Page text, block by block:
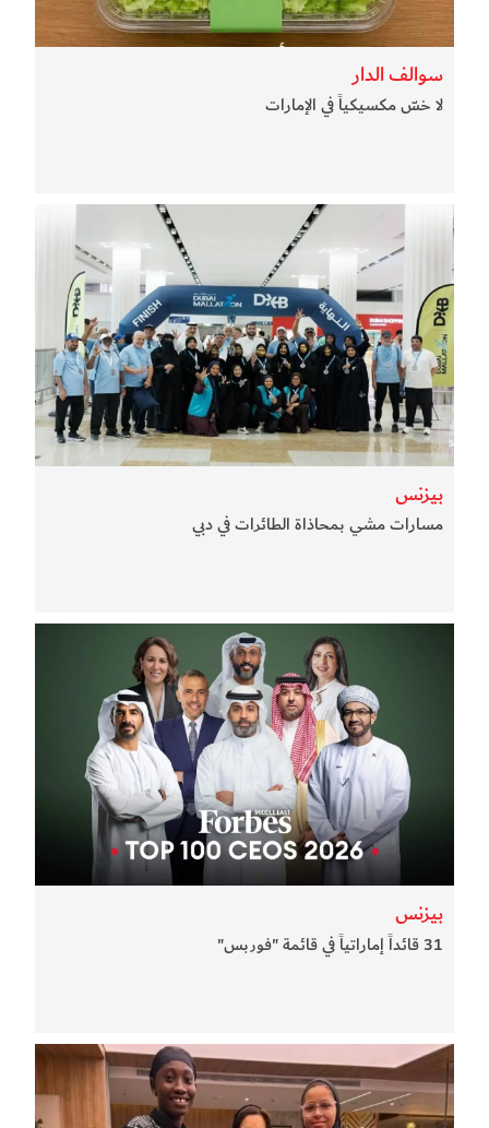
سوالف الدار
لا خسّ مكسيكياً في الإمارات
بيزنس
مسارات مشي بمحاذاة الطائرات في دبي
بيزنس
31 قائداً إماراتياً في قائمة "فوربس"